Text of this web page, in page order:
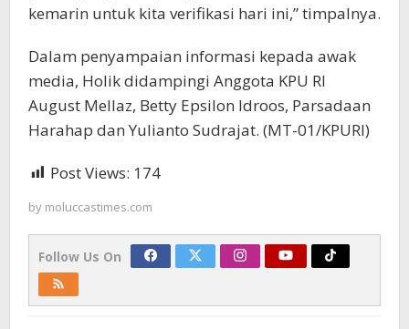
kemarin untuk kita verifikasi hari ini,” timpalnya.
Dalam penyampaian informasi kepada awak
media, Holik didampingi Anggota KPU RI
August Mellaz, Betty Epsilon Idroos, Parsadaan
Harahap dan Yulianto Sudrajat. (MT-01/KPURI)
Post Views: 174
by moluccastimes.com
Follow Us On